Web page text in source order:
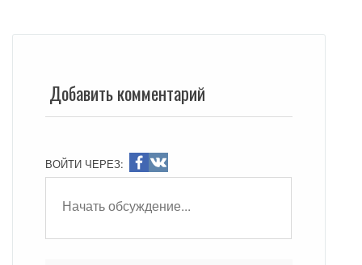
Добавить комментарий
ВОЙТИ ЧЕРЕЗ: